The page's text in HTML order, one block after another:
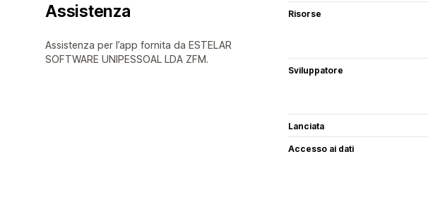
Assistenza
Assistenza per l’app fornita da ESTELAR
SOFTWARE UNIPESSOAL LDA ZFM.
Risorse
Sviluppatore
Lanciata
Accesso ai dati